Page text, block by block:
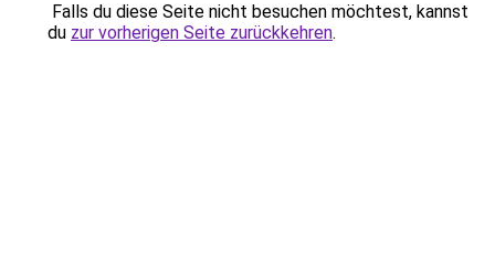
Falls du diese Seite nicht besuchen möchtest, kannst
du zur vorherigen Seite zurückkehren.